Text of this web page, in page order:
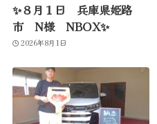
✨８月１日 兵庫県姫路
市 N様 NBOX✨
2026年8月1日